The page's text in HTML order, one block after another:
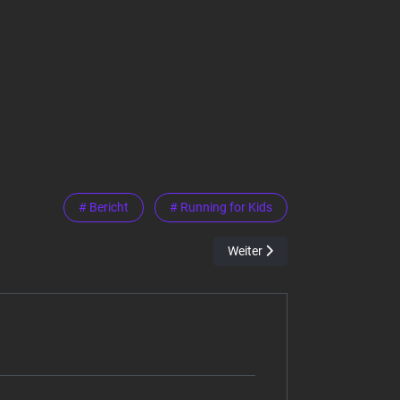
# Bericht # Running for Kids
Nächster Beitrag: SWD
Weiter